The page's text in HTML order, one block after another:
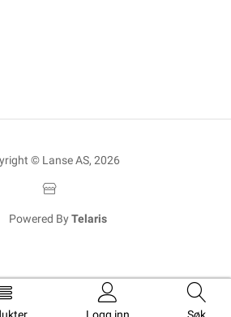
© Lanse AS, 2026
Powered By Telaris